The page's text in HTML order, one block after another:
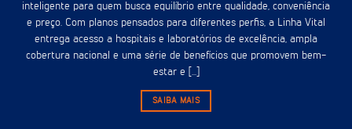
inteligente para quem busca equilíbrio entre qualidade, conveniência
e preço. Com planos pensados para diferentes perfis, a Linha Vital
entrega acesso a hospitais e laboratórios de excelência, ampla
cobertura nacional e uma série de benefícios que promovem bem-
estar e [...]
SAIBA MAIS